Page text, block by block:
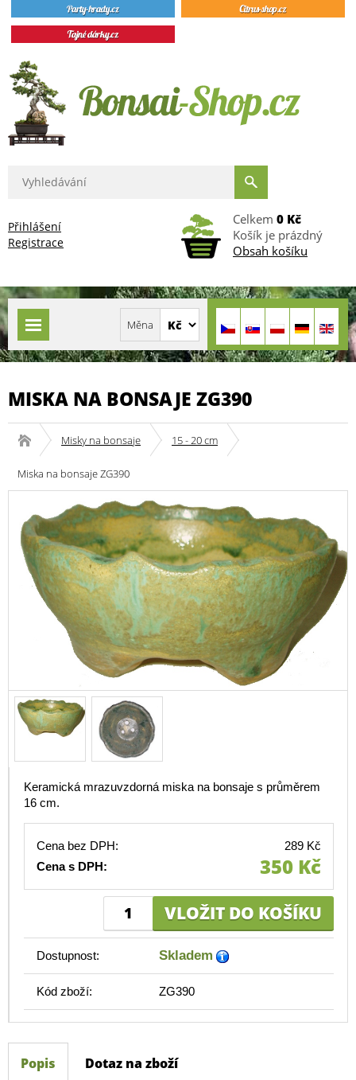
Přihlášení
Registrace
Celkem 0 Kč
Košík je prázdný
Obsah košíku
MISKA NA BONSAJE ZG390
Misky na bonsaje 15 - 20 cm
Miska na bonsaje ZG390
Keramická mrazuvzdorná miska na bonsaje s průměrem
16 cm.
Cena bez DPH:
289 Kč
Cena s DPH:
350 Kč
Dostupnost: Skladem
Kód zboží: ZG390
Popis Dotaz na zboží